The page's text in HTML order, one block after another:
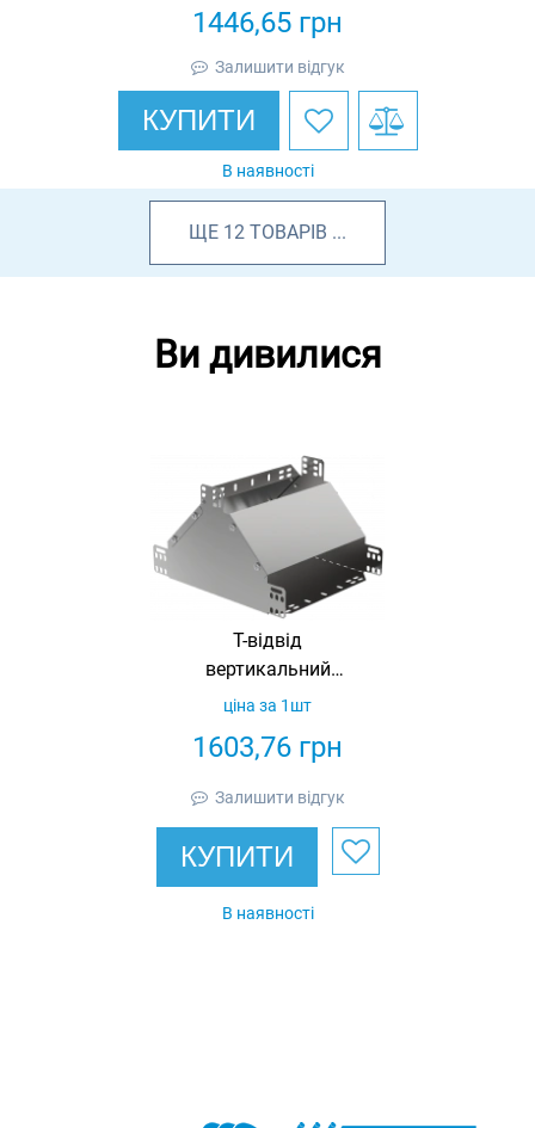
1446,65 грн
Залишити відгук
КУПИТИ
В наявності
ЩЕ 12 ТОВАРІВ ...
Ви дивилися
Т-відвід
вертикальний
вгору 200х50
комплекті з
1603,76 грн
ціна за 1шт
Залишити відгук
КУПИТИ
В наявності